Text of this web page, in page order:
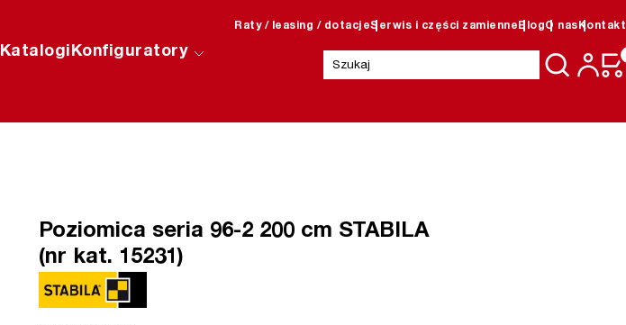
Raty / leasing / dotacjeSerwis i części zamienne BlogO nas Kontakt
KatalogiKonfiguratory
Szukaj:
Poziomica seria 96-2 200 cm STABILA
(nr kat. 15231)